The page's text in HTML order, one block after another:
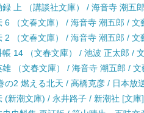
録 上 （講談社文庫） / 海音寺 潮五
6 （文春文庫） / 海音寺 潮五郎 / 文
2 （文春文庫） / 海音寺 潮五郎 / 文
帳 14 （文春文庫） / 池波 正太郎 /
雄 （文春文庫） / 海音寺 潮五郎 / 文
の2 燃える北天 / 高橋克彦 / 日本放
(新潮文庫) / 永井路子 / 新潮社 [文庫]